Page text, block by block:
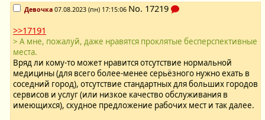
Девочка 07.08.2023 (пн) 17:15:06 No. 17219
>>17191
> А мне, пожалуй, даже нравятся проклятые бесперспективные
места.
Вряд ли кому-то может нравится отсутствие нормальной
медицины (для всего более-менее серьёзного нужно ехать в
соседний город), отсутствие стандартных для больших городов
сервисов и услуг (или низкое качество обслуживания в
имеющихся), скудное предложение рабочих мест и так далее.